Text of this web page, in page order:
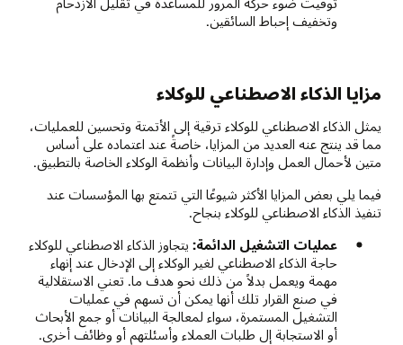
وتخفيف إحباط السائقين.
مزايا الذكاء الاصطناعي للوكلاء
يمثل الذكاء الاصطناعي للوكلاء ترقية إلى الأتمتة وتحسين للعمليات،
مما قد ينتج عنه العديد من المزايا، خاصةً عند اعتماده على أساس
متين لأحمال العمل وإدارة البيانات وأنظمة الوكلاء الخاصة بالتطبيق.
فيما يلي بعض المزايا الأكثر شيوعًا التي تتمتع بها المؤسسات عند
تنفيذ الذكاء الاصطناعي للوكلاء بنجاح.
عمليات التشغيل الدائمة: يتجاوز الذكاء الاصطناعي للوكلاء
حاجة الذكاء الاصطناعي لغير الوكلاء إلى الإدخال عند إنهاء
مهمة ويعمل بدلاً من ذلك نحو هدف ما. تعني الاستقلالية
في صنع القرار تلك أنها يمكن أن تسهم في عمليات
التشغيل المستمرة، سواء لمعالجة البيانات أو جمع الأبحاث
أو الاستجابة إل طلبات العملاء وأسئلتهم أو وظائف أخرى.